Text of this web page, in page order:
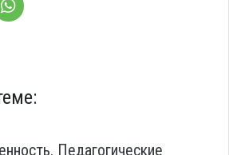
Педагогические